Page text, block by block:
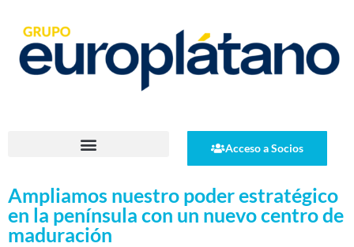
Acceso a Socios
Ampliamos nuestro poder estratégico
en la península con un nuevo centro de
maduración